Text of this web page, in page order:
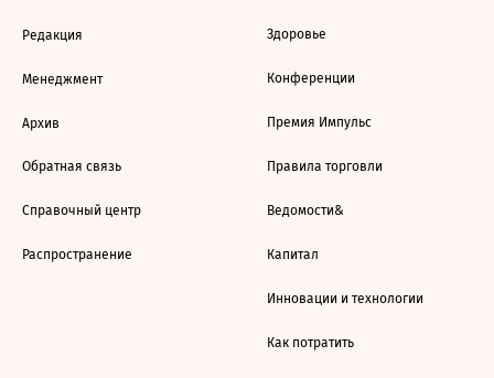
Редакция
Менеджмент
Архив
Обратная связь
Справочный центр
Распространение
Здоровье
Конференции
Премия Импульс
Правила торговли
Ведомости&
Капитал
Инновации и технологии
Как потратить